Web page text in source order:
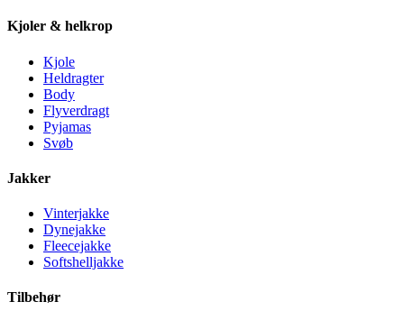
Kjoler & helkrop
Kjole
Heldragter
Body
Flyverdragt
Pyjamas
Svøb
Jakker
Vinterjakke
Dynejakke
Fleecejakke
Softshelljakke
Tilbehør